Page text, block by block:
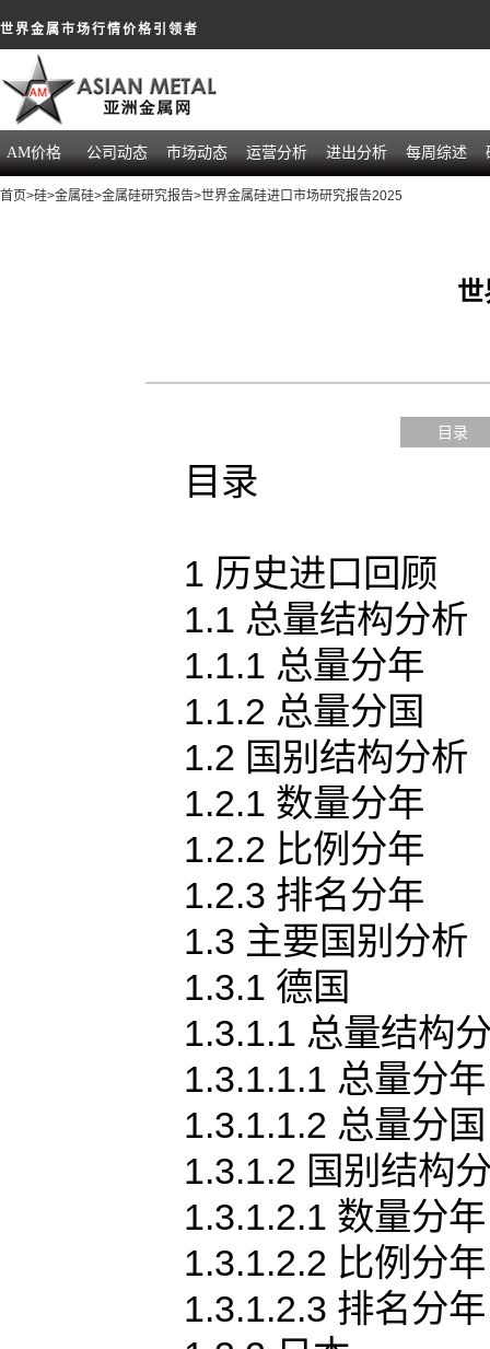
世界金属市场行情价格引领者
AM价格 公司动态 市场动态 运营分析 进出分析 每周综述
首页>硅>金属硅>金属硅研究报告>世界金属硅进口市场研究报告2025
世
目录
目录
1 历史进口回顾
1.1 总量结构分析
1.1.1 总量分年
1.1.2 总量分国
1.2 国别结构分析
1.2.1 数量分年
1.2.2 比例分年
1.2.3 排名分年
1.3 主要国别分析
1.3.1 德国
1.3.1.1 总量结构
1.3.1.1.1 总量分年
1.3.1.1.2 总量分国
1.3.1.2 国别结构
1.3.1.2.1 数量分年
1.3.1.2.2 比例分年
1.3.1.2.3 排名分年